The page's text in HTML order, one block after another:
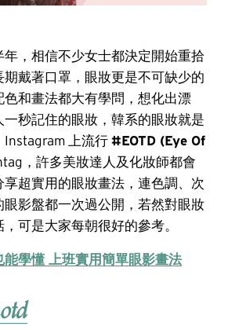
，相信不少女士都決定開始重拾
期戴著口罩，眼妝更是不可缺少的
和畫法都大有學問，想化出漂
秒記住的眼妝，韓系的眼妝就是
Instagram 上流行 #EOTD (Eye Of
，許多美妝達人及化妝師都會
超實用的眼妝畫法，連色調、次
眼影盤都一次過公開，若然對眼妝
可是大家每朝很好的參考。
能學懂 上班實用簡單眼影畫法